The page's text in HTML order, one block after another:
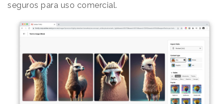
seguros para uso comercial.